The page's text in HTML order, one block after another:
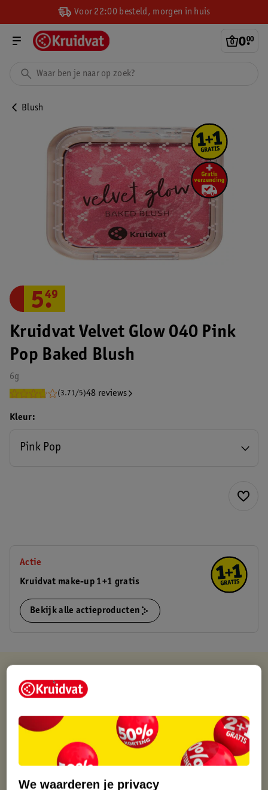
Voor 22:00 besteld, morgen in huis
0.
00
Blush
Kruidvat Velvet Glow 040 Pink
Pop Baked Blush
6g
(3.71/5)48 reviews
5.
49
Kleur
Pink Pop
Actie
Kruidvat make-up 1+1 gratis
Bekijk alle actieproducten
Kruidvat is altijd voordelig
Op werkdagen voor 22:00 uur besteld, volgende dag in huis
Gratis thuisbezorgd vanaf 50.00
Gratis retourneren binnen 30 dagen
Gratis punten met je Kruidvat kaart
We waarderen je privacy